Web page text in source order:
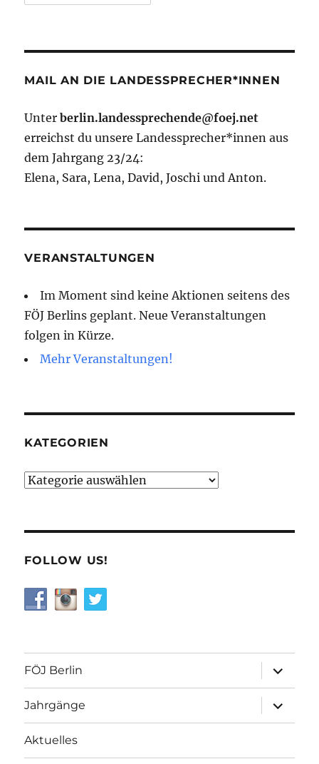
MAIL AN DIE LANDESSPRECHER*INNEN
Unterberlin.landessprechende@foej.net
erreichst du unsere Landessprecher*innen aus
dem Jahrgang 23/24:
Elena, Sara, Lena, David, Joschi und Anton.
VERANSTALTUNGEN
Im Moment sind keine Aktionen seitens des
FÖJ Berlins geplant. Neue Veranstaltungen
folgen in Kürze.
Mehr Veranstaltungen!
KATEGORIEN
Kategorien
FOLLOW US!
FÖJ Berlin
öffnen
Jahrgänge
öffnen
Aktuelles